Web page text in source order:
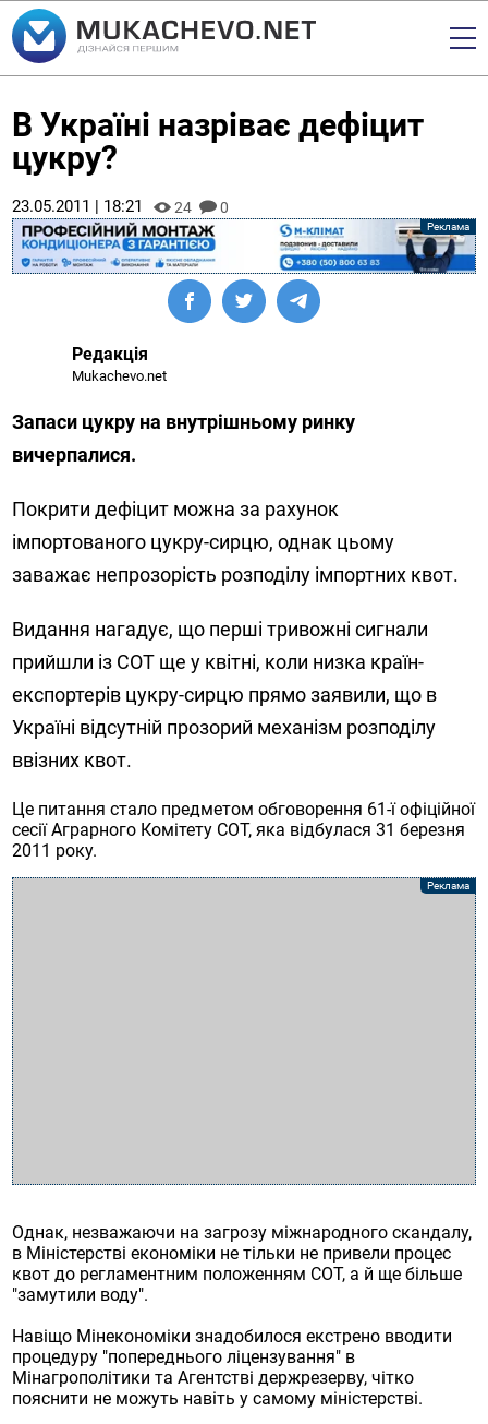
В Україні назріває дефіцит
цукру?
23.05.2011 | 18:21 24 0
Редакція
Mukachevo.net
Запаси цукру на внутрішньому ринку
вичерпалися.
Покрити дефіцит можна за рахунок
імпортованого цукру-сирцю, однак цьому
заважає непрозорість розподілу імпортних квот.
Видання нагадує, що перші тривожні сигнали
прийшли із СОТ ще у квітні, коли низка країн-
експортерів цукру-сирцю прямо заявили, що в
Україні відсутній прозорий механізм розподілу
ввізних квот.
Це питання стало предметом обговорення 61-ї офіційної
сесії Аграрного Комітету СОТ, яка відбулася 31 березня
2011 року.
Однак, незважаючи на загрозу міжнародного скандалу,
в Міністерстві економіки не тільки не привели процес
квот до регламентним положенням СОТ, а й ще більше
"замутили воду".
Навіщо Мінекономіки знадобилося екстрено вводити
процедуру "попереднього ліцензування" в
Мінагрополітики та Агентстві держрезерву, чітко
пояснити не можуть навіть у самому міністерстві.